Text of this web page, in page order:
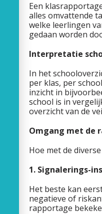
Een
alles omvattende
welke leerlingen
gedaan worden
Interpretatie
In het
per klas, per
inzicht in
school is in
overzicht van de
Omgang met de
Hoe met de
1. Signalerings-
Het beste kan
negatieve of
rapportage